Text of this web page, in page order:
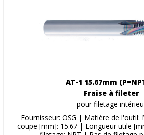
AT-1 15.67mm
Fraise à fileter
pour filetage
Fournisseur: OSG | Matière de
coupe [mm]: 15.67 | Longueur utile